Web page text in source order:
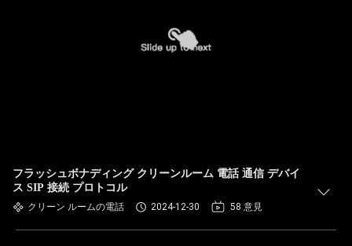
フラッシュボナディング クリーンルーム 電話 通信 デバイ
ス SIP 接続 プロトコル
クリーン ルームの電話 2024-12-30 58 意見